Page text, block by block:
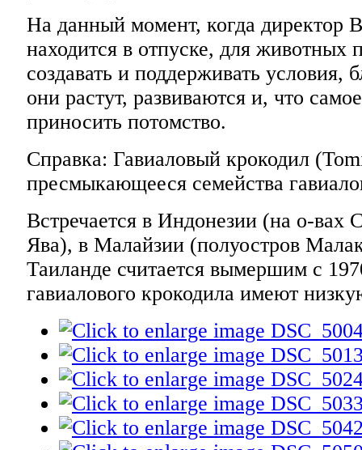
На данный момент, когда директор
находится в отпуске, для животных
создавать и поддерживать условия,
они растут, развиваются и, что
приносить потомство.
Справка: Гавиаловый крокодил
пресмыкающееся семейства
Встречается в Индонезии (на о-вах
Ява), в Малайзии (полуостров
Таиланде считается вымершим с
гавиалового крокодила имеют